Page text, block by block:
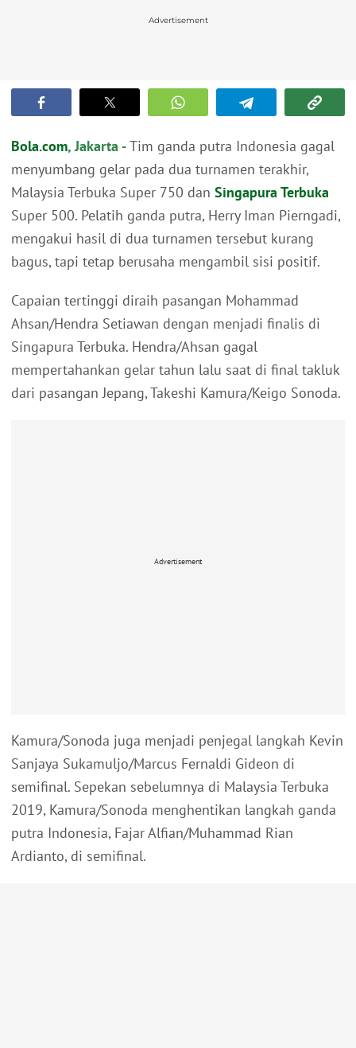
Advertisement
Bola.com, Jakarta -Tim ganda putra Indonesia gagal
menyumbang gelar pada dua turnamen terakhir,
Malaysia Terbuka Super 750 dan Singapura Terbuka
Super 500. Pelatih ganda putra, Herry Iman Pierngadi,
mengakui hasil di dua turnamen tersebut kurang
bagus, tapi tetap berusaha mengambil sisi positif.
Capaian tertinggi diraih pasangan Mohammad
Ahsan/Hendra Setiawan dengan menjadi finalis di
Singapura Terbuka. Hendra/Ahsan gagal
mempertahankan gelar tahun lalu saat di final takluk
dari pasangan Jepang, Takeshi Kamura/Keigo Sonoda.
Advertisement
Kamura/Sonoda juga menjadi penjegal langkah Kevin
Sanjaya Sukamuljo/Marcus Fernaldi Gideon di
semifinal. Sepekan sebelumnya di Malaysia Terbuka
2019, Kamura/Sonoda menghentikan langkah ganda
putra Indonesia, Fajar Alfian/Muhammad Rian
Ardianto, di semifinal.